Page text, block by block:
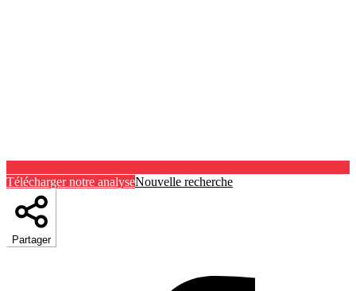
Télécharger notre analyseNouvelle recherche
Partager